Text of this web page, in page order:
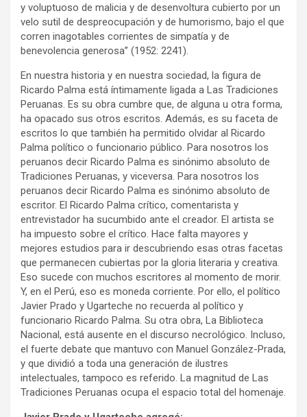
y voluptuoso de malicia y de desenvoltura cubierto por un
velo sutil de despreocupación y de humorismo, bajo el que
corren inagotables corrientes de simpatía y de
benevolencia generosa” (1952: 2241).
En nuestra historia y en nuestra sociedad, la figura de
Ricardo Palma está íntimamente ligada a Las Tradiciones
Peruanas. Es su obra cumbre que, de alguna u otra forma,
ha opacado sus otros escritos. Además, es su faceta de
escritos lo que también ha permitido olvidar al Ricardo
Palma político o funcionario público. Para nosotros los
peruanos decir Ricardo Palma es sinónimo absoluto de
Tradiciones Peruanas, y viceversa. Para nosotros los
peruanos decir Ricardo Palma es sinónimo absoluto de
escritor. El Ricardo Palma crítico, comentarista y
entrevistador ha sucumbido ante el creador. El artista se
ha impuesto sobre el crítico. Hace falta mayores y
mejores estudios para ir descubriendo esas otras facetas
que permanecen cubiertas por la gloria literaria y creativa.
Eso sucede con muchos escritores al momento de morir.
Y, en el Perú, eso es moneda corriente. Por ello, el político
Javier Prado y Ugarteche no recuerda al político y
funcionario Ricardo Palma. Su otra obra, La Biblioteca
Nacional, está ausente en el discurso necrológico. Incluso,
el fuerte debate que mantuvo con Manuel González-Prada,
y que dividió a toda una generación de ilustres
intelectuales, tampoco es referido. La magnitud de Las
Tradiciones Peruanas ocupa el espacio total del homenaje.